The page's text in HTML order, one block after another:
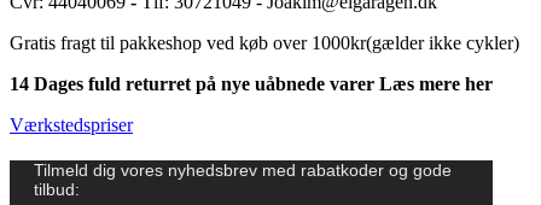
Gratis fragt til pakkeshop ved køb over 1000kr(gælder ikke cykler)
14 Dages fuld returret på nye uåbnede varer Læs mere her
Værkstedspriser
Tilmeld dig vores nyhedsbrev med rabatkoder og gode
tilbud: